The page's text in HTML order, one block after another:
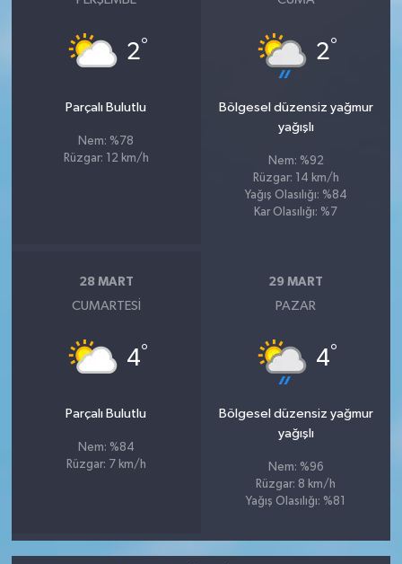
2°
Parçalı Bulutlu
Nem: %78
Rüzgar: 12 km/h
2°
Bölgesel düzensiz yağmur
yağışlı
Nem: %92
Rüzgar: 14 km/h
Yağış Olasılığı: %84
Kar Olasılığı: %7
28 MART
CUMARTESI
4°
Parçalı Bulutlu
Nem: %84
Rüzgar: 7 km/h
29 MART
PAZAR
4°
Bölgesel düzensiz yağmur
yağışlı
Nem: %96
Rüzgar: 8 km/h
Yağış Olasılığı: %81